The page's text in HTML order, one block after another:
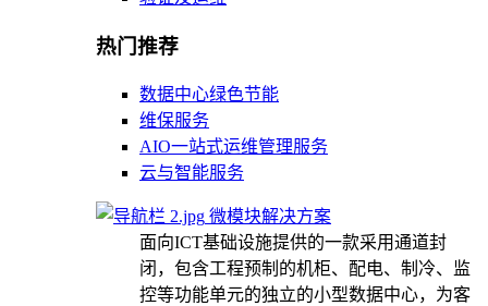
热门推荐
数据中心绿色节能
维保服务
AIO一站式运维管理服务
云与智能服务
微模块解决方案
面向ICT基础设施提供的一款采用通道封
闭，包含工程预制的机柜、配电、制冷、监
控等功能单元的独立的小型数据中心，为客